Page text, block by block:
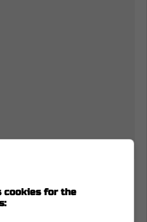
rapportées par Nicolas
destinée à Kirby
autour de quatre
cookies for the